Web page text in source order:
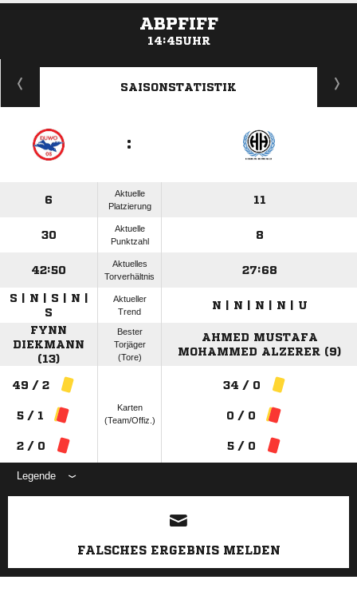
ABPFIFF
14:45UHR
ANZEIGE
SAISONSTATISTIK
:
6
Aktuelle
Platzierung
11
30
Aktuelle
Punktzahl
8
42:50
Aktuelles
Torverhältnis
27:68
S | N | S | N |
S
Aktueller
Trend
N | N | N | N | U
FYNN
DIEKMANN
(13)
Bester
Torjäger
(Tore)
AHMED MUSTAFA
MOHAMMED ALZERER (9)
49 / 2
5 / 1
2 / 0
Karten
(Team/Offiz.)
34 / 0
0 / 0
5 / 0
Legende
ANZEIGE
FALSCHES ERGEBNIS MELDEN